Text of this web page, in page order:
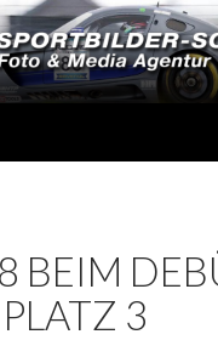
BEIM
3